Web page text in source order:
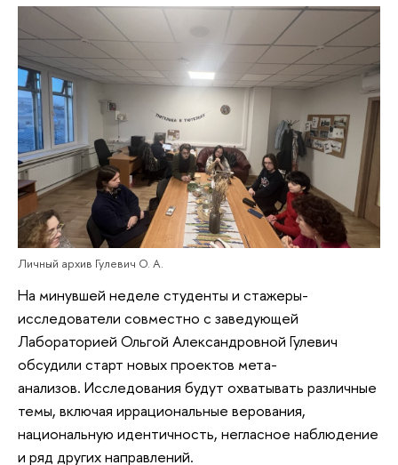
Личный архив Гулевич О. А.
На минувшей неделе студенты и стажеры-
исследователи совместно с заведующей
Лабораторией Ольгой Александровной Гулевич
обсудили старт новых проектов мета-
анализов. Исследования будут охватывать различные
темы, включая иррациональные верования,
национальную идентичность, негласное наблюдение
и ряд других направлений.